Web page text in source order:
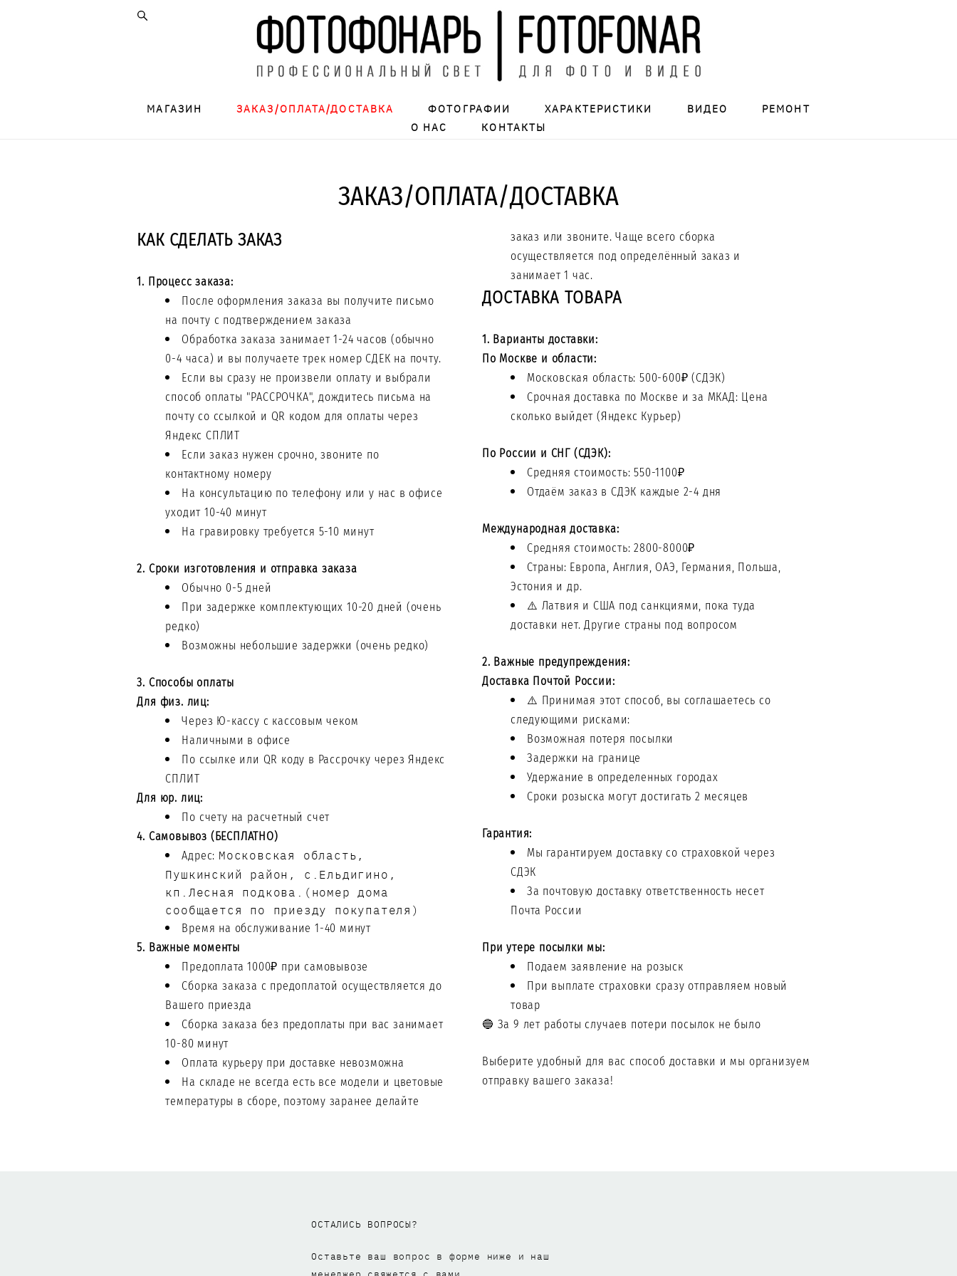
МАГАЗИН ЗАКАЗ/ОПЛАТА/ДОСТАВКА ФОТОГРАФИИ ХАРАКТЕРИСТИКИ ВИДЕО
РЕМОНТ
О НАС
КОНТАКТЫ
ЗАКАЗ/ОПЛАТА/ДОСТАВКА
КАК СДЕЛАТЬ ЗАКАЗ
1. Процесс заказа:
После оформления заказа вы получите письмо
на почту с подтверждением заказа
Обработка заказа занимает 1-24 часов (обычно
0-4 часа) и вы получаете трек номер СДЕК на почту.
Если вы сразу не произвели оплату и выбрали
способ оплаты "РАССРОЧКА", дождитесь письма на
почту со ссылкой и QR кодом для оплаты через
Яндекс СПЛИТ
Если заказ нужен срочно, звоните по
контактному номеру
На консультацию по телефону или у нас в офисе
уходит 10-40 минут
На гравировку требуется 5-10 минут
2. Сроки изготовления и отправка заказа
Обычно 0-5 дней
При задержке комплектующих 10-20 дней (очень
редко)
Возможны небольшие задержки (очень редко)
3. Способы оплаты
Для физ. лиц:
Через Ю-кассу с кассовым чеком
Наличными в офисе
По ссылке или QR коду в Рассрочку через Яндекс
СПЛИТ
Для юр. лиц:
По счету на расчетный счет
4. Самовывоз (БЕСПЛАТНО)
Адрес: Московская область,
Пушкинский район, с.Ельдигино,
кп.Лесная подкова.(номер дома
сообщается по приезду покупателя)
Время на обслуживание 1-40 минут
5. Важные моменты
Предоплата 1000₽ при самовывозе
Сборка заказа с предоплатой осуществляется до
Вашего приезда
Сборка заказа без предоплаты при вас занимает
10-80 минут
Оплата курьеру при доставке невозможна
На складе не всегда есть все модели и цветовые
температуры в сборе, поэтому заранее делайте
заказ или звоните. Чаще всего сборка
осуществляется под определённый заказ и
занимает 1 час.
ДОСТАВКА ТОВАРА
1. Варианты доставки:
По Москве и области:
Московская область: 500-600₽ (СДЭК)
Срочная доставка по Москве и за МКАД: Цена
сколько выйдет (Яндекс Курьер)
По России и СНГ (СДЭК):
Средняя стоимость: 550-1100₽
Отдаём заказ в СДЭК каждые 2-4 дня
Международная доставка:
Средняя стоимость: 2800-8000₽
Страны: Европа, Англия, ОАЭ, Германия, Польша,
Эстония и др.
⚠️ Латвия и США под санкциями, пока туда
доставки нет. Другие страны под вопросом
2. Важные предупреждения:
Доставка Почтой России:
⚠️ Принимая этот способ, вы соглашаетесь со
следующими рисками:
Возможная потеря посылки
Задержки на границе
Удержание в определенных городах
Сроки розыска могут достигать 2 месяцев
Гарантия:
Мы гарантируем доставку со страховкой через
СДЭК
За почтовую доставку ответственность несет
Почта России
При утере посылки мы:
Подаем заявление на розыск
При выплате страховки сразу отправляем новый
товар
🔵 За 9 лет работы случаев потери посылок не было
Выберите удобный для вас способ доставки и мы организуем
отправку вашего заказа!
ОСТАЛИСЬ ВОПРОСЫ?
Оставьте ваш вопрос в форме ниже и наш